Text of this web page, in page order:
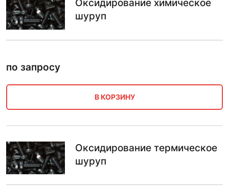
Оксидирование химическое
шуруп
по запросу
В КОРЗИНУ
Оксидирование термическое
шуруп